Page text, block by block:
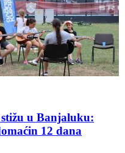
stižu u Banjaluku:
12 dana